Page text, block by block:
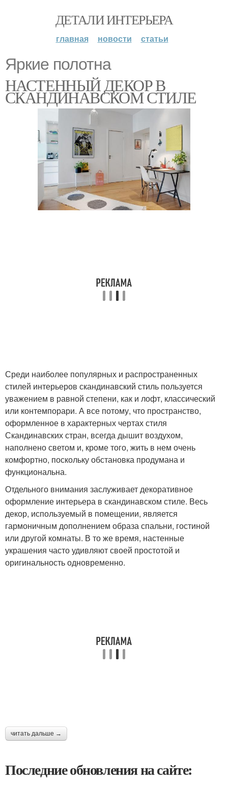
ДЕТАЛИ ИНТЕРЬЕРА
главная новости статьи
Яркие полотна
НАСТЕННЫЙ ДЕКОР В
СКАНДИНАВСКОМ СТИЛЕ
Среди наиболее популярных и распространенных
стилей интерьеров скандинавский стиль пользуется
уважением в равной степени, как и лофт, классический
или контемпорари. А все потому, что пространство,
оформленное в характерных чертах стиля
Скандинавских стран, всегда дышит воздухом,
наполнено светом и, кроме того, жить в нем очень
комфортно, поскольку обстановка продумана и
функциональна.
Отдельного внимания заслуживает декоративное
оформление интерьера в скандинавском стиле. Весь
декор, используемый в помещении, является
гармоничным дополнением образа спальни, гостиной
или другой комнаты. В то же время, настенные
украшения часто удивляют своей простотой и
оригинальность одновременно.
читать дальше →
Последние обновления на сайте: